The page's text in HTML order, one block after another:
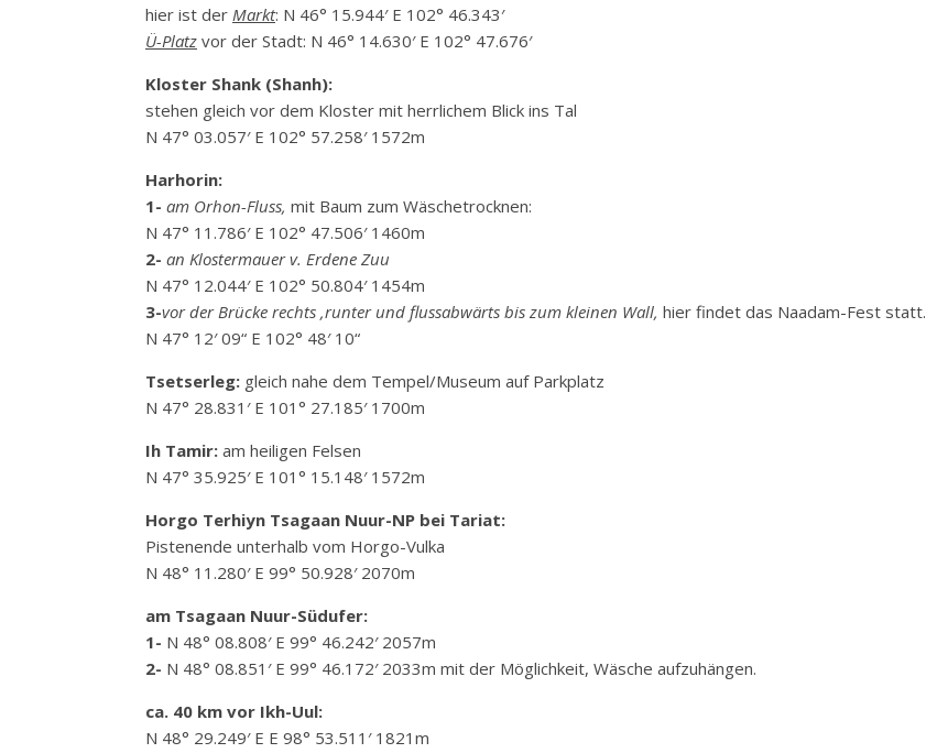
hier ist der Markt: N 46° 15.944′ E 102° 46.343′
Ü-Platz vor der Stadt: N 46° 14.630′ E 102° 47.676′
Kloster Shank (Shanh):
stehen gleich vor dem Kloster mit herrlichem Blick ins Tal
N 47° 03.057′ E 102° 57.258′ 1572m
Harhorin:
1- am Orhon-Fluss, mit Baum zum Wäschetrocknen:
N 47° 11.786′ E 102° 47.506′ 1460m
2- an Klostermauer v. Erdene Zuu
N 47° 12.044′ E 102° 50.804′ 1454m
3-vor der Brücke rechts ‚runter und flussabwärts bis zum kleinen Wall, hier findet das Naadam-Fest statt.
N 47° 12′ 09“ E 102° 48′ 10“
Tsetserleg: gleich nahe dem Tempel/Museum auf Parkplatz
N 47° 28.831′ E 101° 27.185′ 1700m
Ih Tamir: am heiligen Felsen
N 47° 35.925′ E 101° 15.148′ 1572m
Horgo Terhiyn Tsagaan Nuur-NP bei Tariat:
Pistenende unterhalb vom Horgo-Vulka
N 48° 11.280′ E 99° 50.928′ 2070m
am Tsagaan Nuur-Südufer:
1- N 48° 08.808′ E 99° 46.242′ 2057m
2- N 48° 08.851′ E 99° 46.172′ 2033m mit der Möglichkeit, Wäsche aufzuhängen.
ca. 40 km vor Ikh-Uul:
N 48° 29.249′ E E 98° 53.511′ 1821m